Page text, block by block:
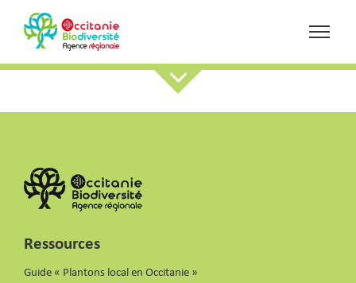
Ressources
Guide « Plantons local en Occitanie »